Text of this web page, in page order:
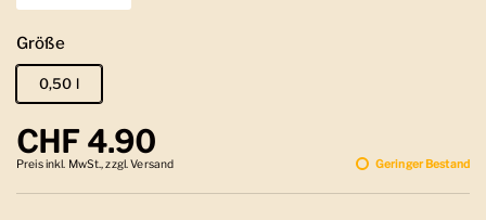
Größe
0,50 l
Regulärer Preis
CHF 4.90
Preis inkl. MwSt., zzgl. Versand Geringer Bestand